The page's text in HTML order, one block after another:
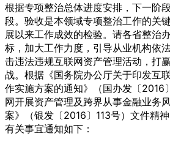
根据专项整治总体进度安排，下一阶
段。验收是本领域专项整治工作的关
展以来工作成效的检验。请各省整治
标，加大工作力度，引导从业机构依
击违法违规互联网资产管理活动，打
战。根据《国务院办公厅关于印发互
作实施方案的通知》（国办发〔2016
网开展资产管理及跨界从事金融业务
案》（银发〔2016〕113号）文件精
有关事宜通知如下：